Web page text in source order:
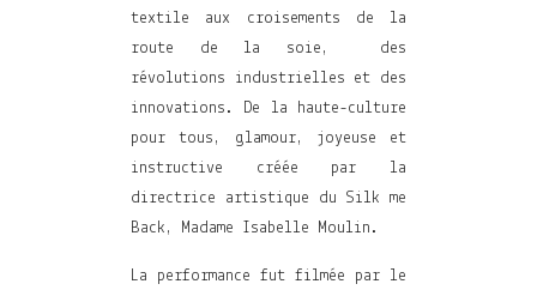
textile aux croisements de la
route de la soie, des
révolutions industrielles et des
innovations. De la haute-culture
pour tous, glamour, joyeuse et
instructive créée par la
directrice artistique du Silk me
Back, Madame Isabelle Moulin.
La performance fut filmée par le